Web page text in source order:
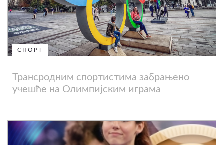
СПОРТ
Трансродним спортистима забрањено
учешће на Олимпијским играма